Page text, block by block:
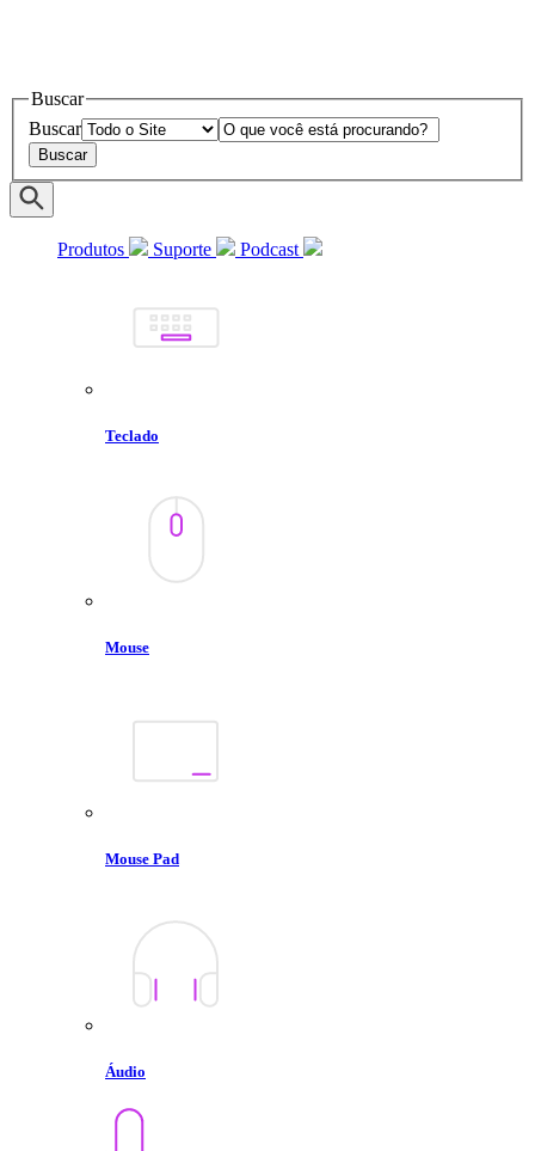
Buscar
Buscar
Produtos Suporte Podcast
Teclado
Mouse
Mouse Pad
Áudio